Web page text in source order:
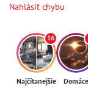
Nahlásiť chybu
16
Najčítanejšie Domáce